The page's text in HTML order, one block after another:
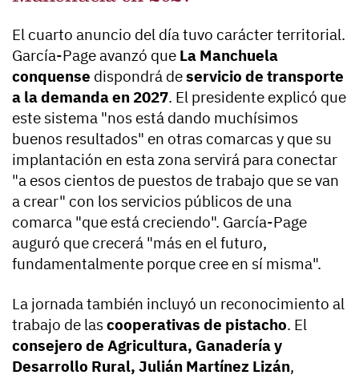
El cuarto anuncio del día tuvo carácter territorial.
García-Page avanzó que La Manchuela
conquense dispondrá deservicio de transporte
a la demanda en 2027. El presidente explicó que
este sistema "nos está dando muchísimos
buenos resultados" en otras comarcas y que su
implantación en esta zona servirá para conectar
"a esos cientos de puestos de trabajo que se van
a crear" con los servicios públicos de una
comarca "que está creciendo". García-Page
auguró que crecerá "más en el futuro,
fundamentalmente porque cree en sí misma".
La jornada también incluyó un reconocimiento al
trabajo de lascooperativas de pistacho. El
consejero de Agricultura, Ganadería y
Desarrollo Rural, Julián Martínez Lizán,